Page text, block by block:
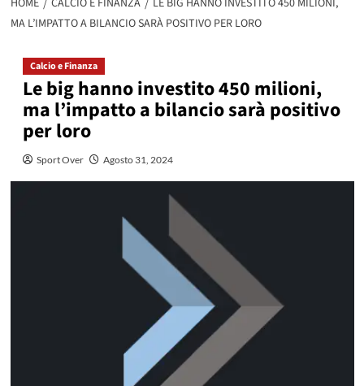
HOME CALCIO E FINANZA
LE BIG HANNO INVESTITO 450 MILIONI,
MA L’IMPATTO A BILANCIO SARÀ POSITIVO PER LORO
Calcio e Finanza
Le big hanno investito 450 milioni,
ma l’impatto a bilancio sarà positivo
per loro
Sport Over Agosto 31, 2024